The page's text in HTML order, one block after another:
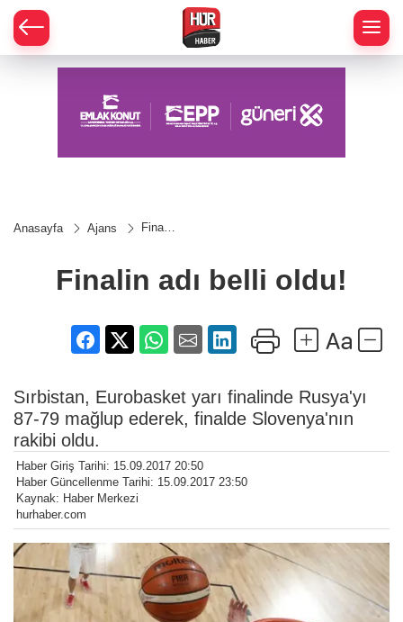
Anasayfa Ajans
Finalin
Finalin adı belli oldu!
Sırbistan, Eurobasket yarı finalinde Rusya'yı
87-79 mağlup ederek, finalde Slovenya'nın
rakibi oldu.
Haber Giriş Tarihi: 15.09.2017 20:50
Haber Güncellenme Tarihi: 15.09.2017 23:50
Kaynak: Haber Merkezi
hurhaber.com